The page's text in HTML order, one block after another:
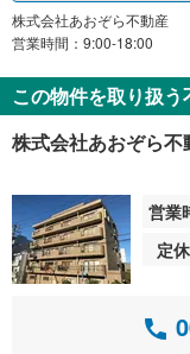
株式会社あおぞら不動産
営業時間：9:00-18:00
この物件を取り扱う
株式会社あおぞら不
営業
定